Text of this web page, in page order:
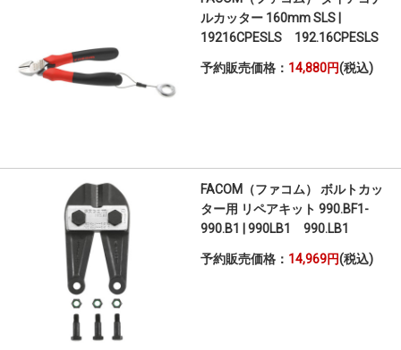
ルカッター 160mm SLS |
19216CPESLS 192.16CPESLS
予約販売価格： 14,880円(税込)
FACOM（ファコム） ボルトカッ
ター用 リペアキット 990.BF1-
990.B1 | 990LB1 990.LB1
予約販売価格： 14,969円(税込)